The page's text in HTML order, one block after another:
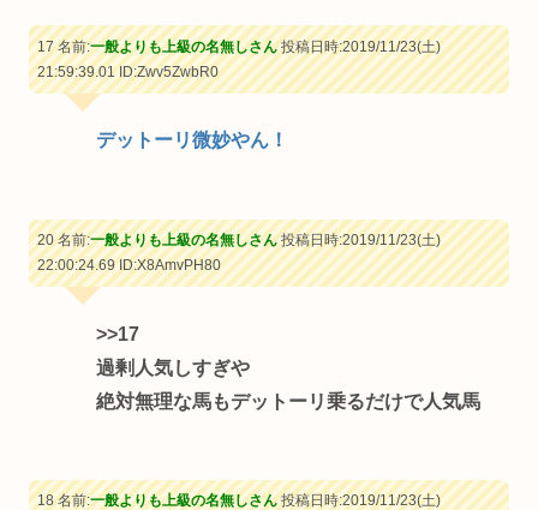
17 名前:一般よりも上級の名無しさん投稿日時:2019/11/23(土)
21:59:39.01ID:Zwv5ZwbR0
デットーリ微妙やん！
20 名前:一般よりも上級の名無しさん投稿日時:2019/11/23(土)
22:00:24.69ID:X8AmvPH80
>>17
過剰人気しすぎや
絶対無理な馬もデットーリ乗るだけで人気馬
18 名前:一般よりも上級の名無しさん投稿日時:2019/11/23(土)